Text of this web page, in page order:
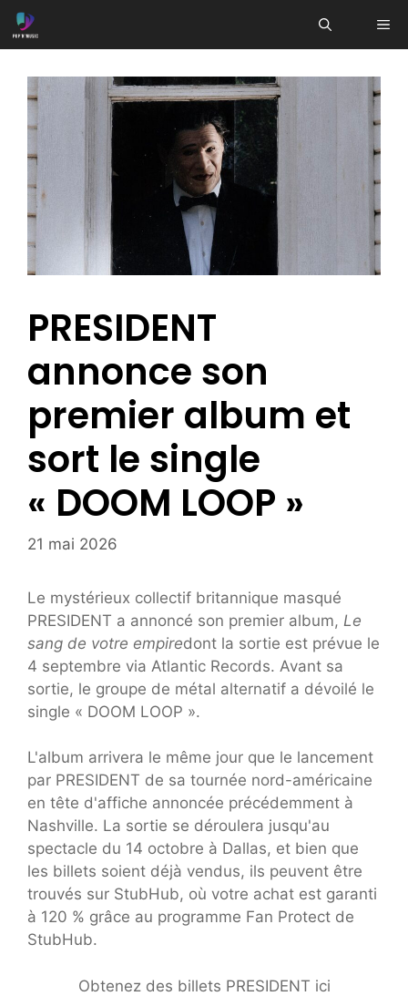
Aller
au
PRESIDENT
annonce son
premier album et
sort le single
« DOOM LOOP »
21 mai 2026
Le mystérieux collectif britannique masqué
PRESIDENT a annoncé son premier album, Le
sang de votre empiredont la sortie est prévue le
4 septembre via Atlantic Records. Avant sa
sortie, le groupe de métal alternatif a dévoilé le
single « DOOM LOOP ».
L'album arrivera le même jour que le lancement
par PRESIDENT de sa tournée nord-américaine
en tête d'affiche annoncée précédemment à
Nashville. La sortie se déroulera jusqu'au
spectacle du 14 octobre à Dallas, et bien que
les billets soient déjà vendus, ils peuvent être
trouvés sur StubHub, où votre achat est garanti
à 120 % grâce au programme Fan Protect de
StubHub.
Obtenez des billets PRESIDENT ici